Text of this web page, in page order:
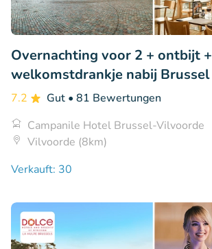
Overnachting voor 2 + ontbijt +
welkomstdrankje nabij Brussel
7.2 Gut • 81 Bewertungen
Campanile Hotel Brussel-Vilvoorde
Vilvoorde (8km)
Verkauft: 30